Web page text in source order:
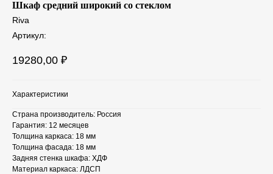
Шкаф средний широкий со стеклом
Riva
Артикул:
19280,00 ₽
Характеристики
Страна производитель: Россия
Гарантия: 12 месяцев
Толщина каркаса: 18 мм
Толщина фасада: 18 мм
Задняя стенка шкафа: ХДФ
Материал каркаса: ЛДСП